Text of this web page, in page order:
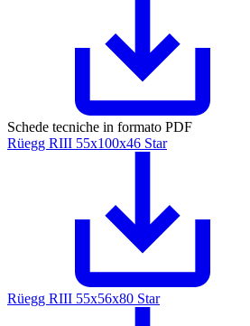
Schede tecniche in formato PDF
Rüegg RIII 55x100x46 Star
Rüegg RIII 55x56x80 Star